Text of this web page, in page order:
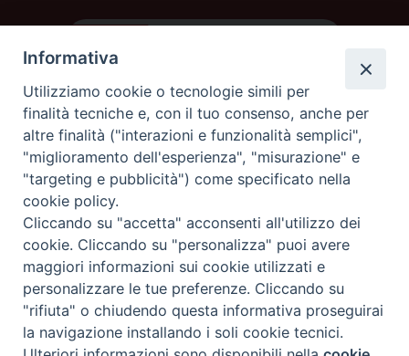
DIOCESI DI AOSTA
DIOCÈSE D'AOSTE
Rue Mgr de Sales 3/A 11100 Aosta
tel. 0165.238515 | fax: 0165.238517
Informativa
Utilizziamo cookie o tecnologie simili per
finalità tecniche e, con il tuo consenso, anche per
altre finalità ("interazioni e funzionalità semplici",
"miglioramento dell'esperienza", "misurazione" e
"targeting e pubblicità") come specificato nella
cookie policy.
Cliccando su "accetta" acconsenti all'utilizzo dei
cookie. Cliccando su "personalizza" puoi avere
maggiori informazioni sui cookie utilizzati e
personalizzare le tue preferenze. Cliccando su
"rifiuta" o chiudendo questa informativa proseguirai
la navigazione installando i soli cookie tecnici.